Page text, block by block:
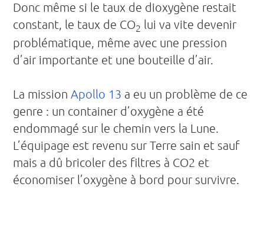
Donc même si le taux de dioxygène restait
constant, le taux de CO2 lui va vite devenir
problématique, même avec une pression
d’air importante et une bouteille d’air.
La missionApollo 13 a eu un problème de ce
genre : un container d’oxygène a été
endommagé sur le chemin vers la Lune.
L’équipage est revenu sur Terre sain et sauf
mais a dû bricoler des filtres à CO2 et
économiser l’oxygène à bord pour survivre.